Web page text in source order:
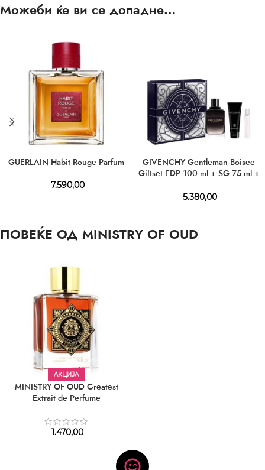
Можеби ќе ви се допадне…
GUERLAIN Habit Rouge Parfum
7.590,00
GIVENCHY Gentleman Boisee
Giftset EDP 100 ml + SG 75 ml +
5.380,00
ПОВЕЌЕ ОД MINISTRY OF OUD
АКЦИЈА
MINISTRY OF OUD Greatest
Extrait de Perfume
1.470,00